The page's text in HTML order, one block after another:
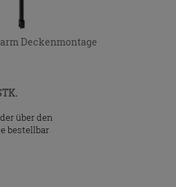
Deckenmontage
über den
bestellbar